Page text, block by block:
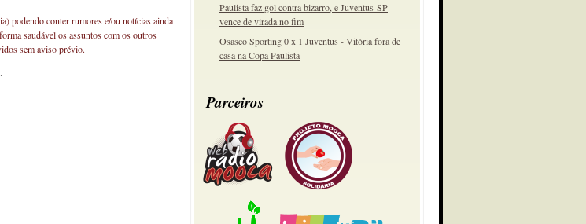
Paulista faz gol contra bizarro, e Juventus-SP
vence de virada no fim
Osasco Sporting 0 x 1 Juventus - Vitória fora de
casa na Copa Paulista
Parceiros
podendo conter rumores e/ou notícias ainda
saudável os assuntos com os outros
sem aviso prévio.